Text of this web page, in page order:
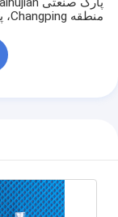
منطقه Changping، پکن، چین